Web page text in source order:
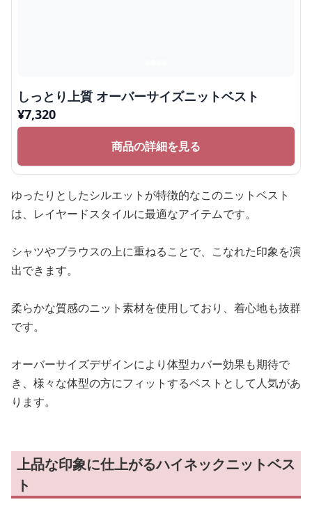
しっとり上質 オーバーサイズニットベスト
¥7,320
商品の詳細を見る
ゆったりとしたシルエットが特徴的なこのニットベスト
は、レイヤードスタイルに最適なアイテムです。
シャツやブラウスの上に重ねることで、こなれた印象を演
出できます。
柔らかな質感のニット素材を使用しており、着心地も抜群
です。
オーバーサイズデザインにより体型カバー効果も期待で
き、様々な体型の方にフィットするベストとして人気があ
ります。
上品な印象に仕上がるハイネックニットベス
ト